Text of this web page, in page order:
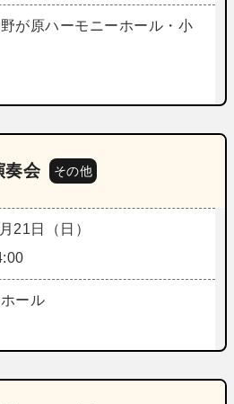
が原ハーモニーホール・小
会 その他
21日（日）
ール